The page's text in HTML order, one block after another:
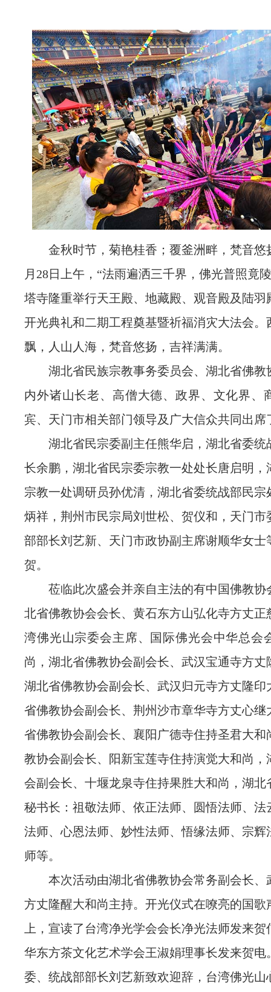
金秋时节，菊艳桂香；覆釜洲畔，梵音悠
月28日上午，“法雨遍洒三千界，佛光普照竟
塔寺隆重举行天王殿、地藏殿、观音殿及陆羽
开光典礼和二期工程奠基暨祈福消灾大法会。
飘，人山人海，梵音悠扬，吉祥满满。
湖北省民族宗教事务委员会、湖北省佛教
内外诸山长老、高僧大德、政界、文化界、
宾、天门市相关部门领导及广大信众共同出席
湖北省民宗委副主任熊华启，湖北省委统
长余鹏，湖北省民宗委宗教一处处长唐启明，
宗教一处调研员孙优清，湖北省委统战部民宗
炳祥，荆州市民宗局刘世松、贺仪和，天门市
部部长刘艺新、天门市政协副主席谢顺华女士
贺。
莅临此次盛会并亲自主法的有中国佛教协
北省佛教协会会长、黄石东方山弘化寺方丈正
湾佛光山宗委会主席、国际佛光会中华总会
尚，湖北省佛教协会副会长、武汉宝通寺方丈
湖北省佛教协会副会长、武汉归元寺方丈隆印
省佛教协会副会长、荆州沙市章华寺方丈心继
省佛教协会副会长、襄阳广德寺住持圣君大和
教协会副会长、阳新宝莲寺住持演觉大和尚，
会副会长、十堰龙泉寺住持果胜大和尚，湖北
秘书长：祖敬法师、依正法师、圆悟法师、法
法师、心恩法师、妙性法师、悟缘法师、宗辉
师等。
本次活动由湖北省佛教协会常务副会长、
方丈隆醒大和尚主持。开光仪式在嘹亮的国歌
上，宣读了台湾净光学会会长净光法师发来
华东方茶文化艺术学会王淑娟理事长发来贺电
委、统战部部长刘艺新致欢迎辞，台湾佛光山